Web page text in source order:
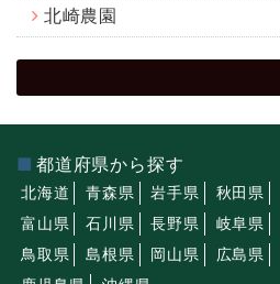
北崎農園
都道府県から探す
北海道 青森県 岩手県 秋田県
富山県
石川県 長野県 岐阜県
鳥取県
島根県 岡山県 広島県